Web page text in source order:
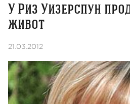
У Риз Уизерспун
живот
21.03.2012